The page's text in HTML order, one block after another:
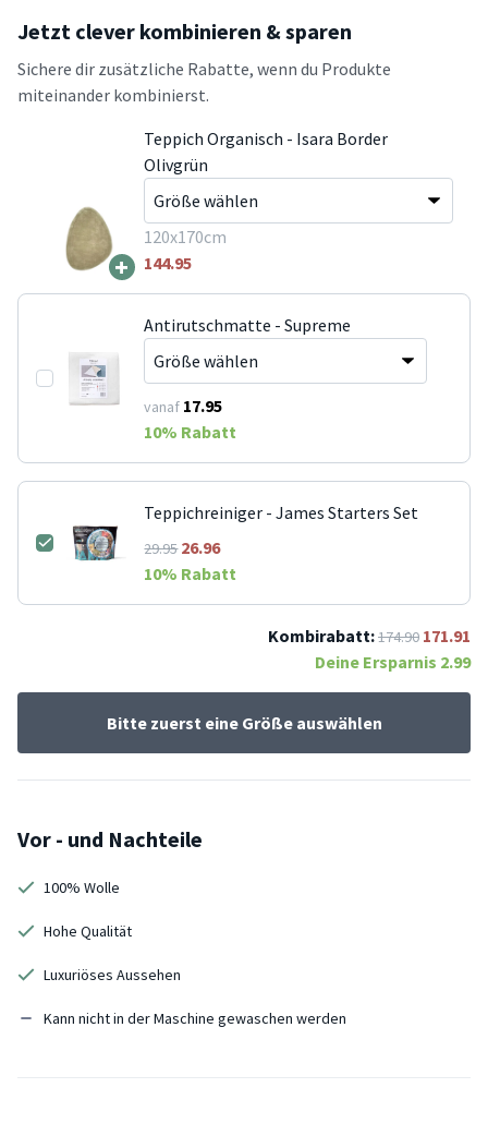
Jetzt clever kombinieren & sparen
Sichere dir zusätzliche Rabatte, wenn du Produkte
miteinander kombinierst.
+
Teppich Organisch - Isara Border
Olivgrün
120x170cm
144.95
Antirutschmatte - Supreme
vanaf 17.95
10% Rabatt
Teppichreiniger - James Starters Set
29.9526.96
10% Rabatt
Kombirabatt:174.90 171.91
Deine Ersparnis 2.99
Bitte zuerst eine Größe auswählen
Vor - und Nachteile
100% Wolle
Hohe Qualität
Luxuriöses Aussehen
Kann nicht in der Maschine gewaschen werden